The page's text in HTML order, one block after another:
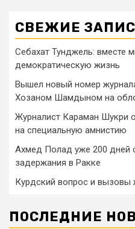
СВЕЖИЕ
Себахат Тунджель: вместе
демократическую жизнь
Вышел новый номер
Хозаном Шамдыном на
Журналист Караман Шукри
на специальную амнистию
Ахмед Полад уже 200 дней
задержания в Ракке
Курдский вопрос и вызовы
ПОСЛЕДНИЕ